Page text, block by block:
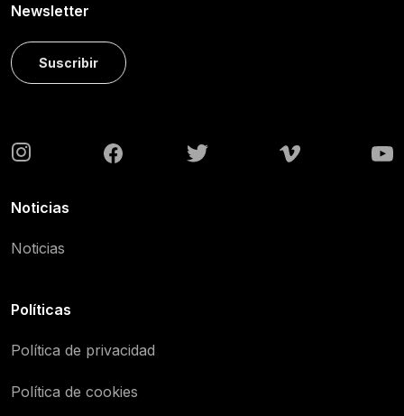
Newsletter
Suscribir
Noticias
Noticias
Políticas
Política de privacidad
Política de cookies